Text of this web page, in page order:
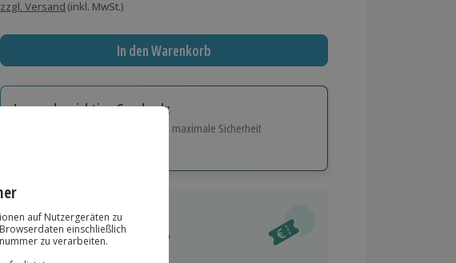
zzgl. Versand (inkl. MwSt.)
In den Warenkorb
Immer das richtige Geschenk:
Große Auswahl, volle Flexibilität und maximale Sicherheit
Jeder Gutschein für alle Erlebnisse einlösbar.
Maximale Sicherheit
-15%* Club Deal verfügbar
Direktabzug im Warenkorb